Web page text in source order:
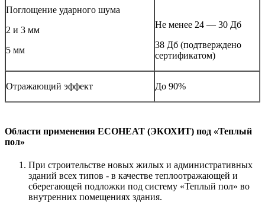
Поглощение ударного шума
2 и 3 мм
5 мм
Не менее 24 — 30 Дб
38 Дб (подтверждено
сертификатом)
Отражающий эффект До 90%
Области применения ECOHEAT (ЭКОХИТ) под «Теплый
пол»
При строительстве новых жилых и административных
зданий всех типов - в качестве теплоотражающей и
сберегающей подложки под систему «Теплый пол» во
внутренних помещениях здания.